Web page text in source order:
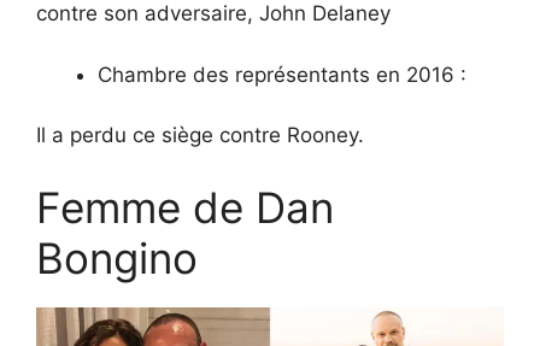
contre son adversaire, John Delaney
Chambre des représentants en 2016 :
Il a perdu ce siège contre Rooney.
Femme de Dan
Bongino